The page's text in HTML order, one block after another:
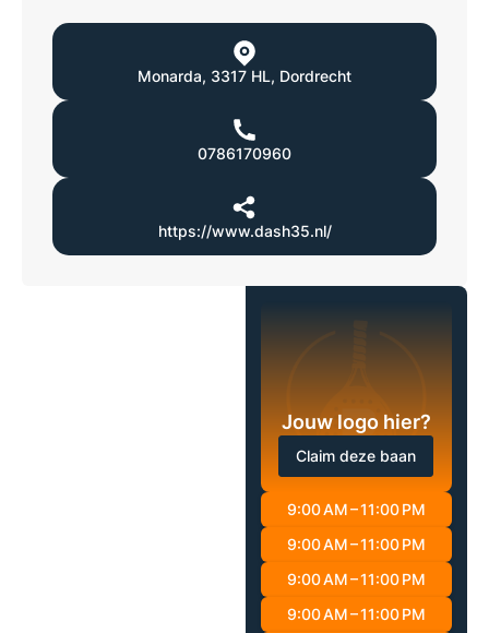
Monarda, 3317 HL, Dordrecht
0786170960
https://www.dash35.nl/
Jouw logo hier?
Claim deze baan
9:00 AM – 11:00 PM
9:00 AM – 11:00 PM
9:00 AM – 11:00 PM
9:00 AM – 11:00 PM